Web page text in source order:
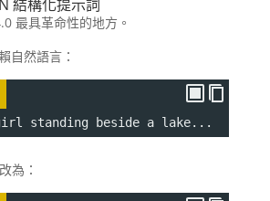
結構化提示詞
最具革命性的地方。
自然語言：
standing beside a lake...
為：